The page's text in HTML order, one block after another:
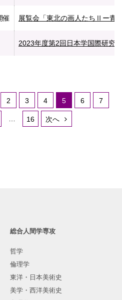
催 展覧会「東北の画人たちⅡー青
2023年度第2回日本学国際研究
2 3 4 5 6 7
16 次へ
総合人間学専攻
哲学
倫理学
東洋・日本美術史
美学・西洋美術史